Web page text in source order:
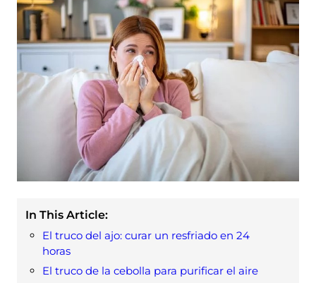
In This Article:
El truco del ajo: curar un resfriado en 24
horas
El truco de la cebolla para purificar el aire